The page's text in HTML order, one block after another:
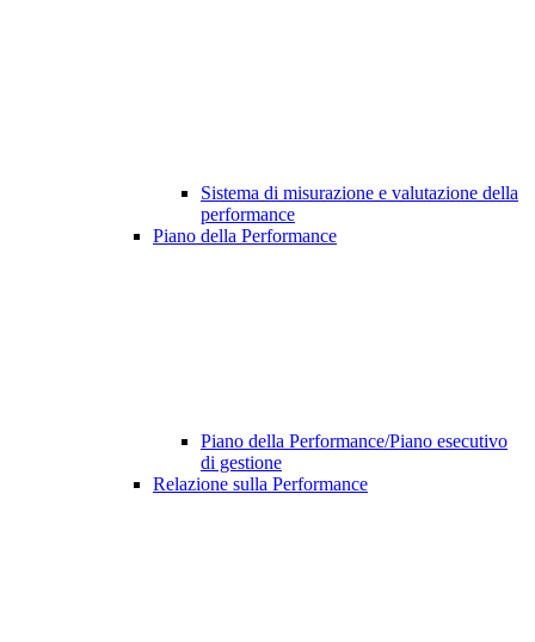
Sistema di misurazione e valutazione della
performance
Piano della Performance
Piano della Performance/Piano esecutivo
di gestione
Relazione sulla Performance